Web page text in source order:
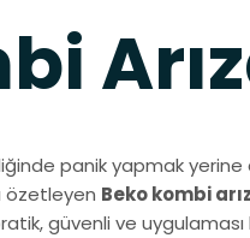
panik yapmak
özetleyen Beko kombi
güvenli ve